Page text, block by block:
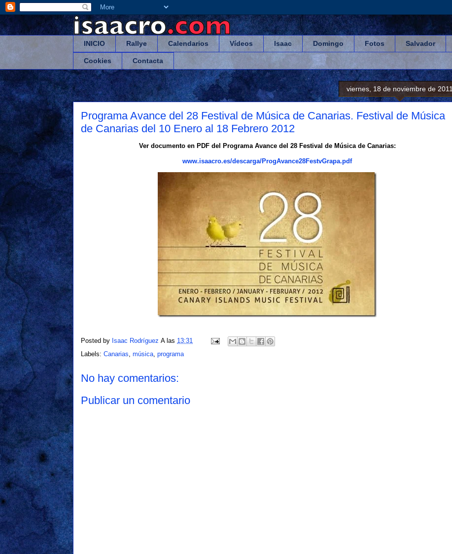
INICIO Rallye Calendarios Vídeos Isaac Domingo Fotos Salvador
Cookies Contacta
viernes, 18 de noviembre de 2011
Programa Avance del 28 Festival de Música de Canarias. Festival de Música
de Canarias del 10 Enero al 18 Febrero 2012
Ver documento en PDF del Programa Avance del 28 Festival de Música de Canarias:
www.isaacro.es/descarga/ProgAvance28FestvGrapa.pdf
Posted by Isaac Rodríguez A las 13:31
Labels: Canarias música programa
No hay comentarios:
Publicar un comentario